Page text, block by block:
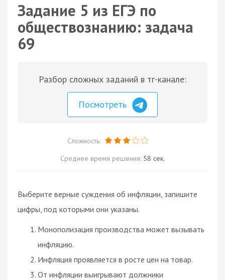
Задание 5 из ЕГЭ по
обществознанию: задача
69
Разбор сложных заданий в тг-канале:
Посмотреть
Сложность:
Среднее время решения: 58 сек.
Выберите верные суждения об инфляции, запишите
цифры, под которыми они указаны.
Монополизация производства может вызывать
инфляцию.
Инфляция проявляется в росте цен на товар.
От инфляции выигрывают должники